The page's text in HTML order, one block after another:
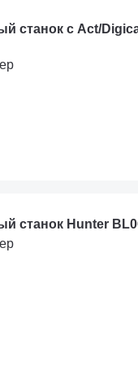
станок с Act/
станок Hunter